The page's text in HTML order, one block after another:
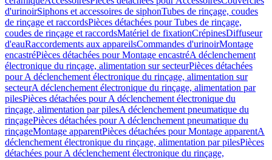
d'urinoirSiphons et accessoires de siphonTubes de rinçage, coudes
de rinçage et raccordsPièces détachées pour Tubes de rinçage,
coudes de rinçage et raccordsMatériel de fixationCrépinesDiffuseur
d'eauRaccordements aux appareilsCommandes d'urinoirMontage
encastréPièces détachées pour Montage encastréA déclenchement
électronique du rinçage, alimentation sur secteurPièces détachées
pour A déclenchement électronique du rinçage, alimentation sur
secteurA déclenchement électronique du rinçage, alimentation par
pilesPièces détachées pour A déclenchement électronique du
rinçage, alimentation par pilesA déclenchement pneumatique du
rinçagePièces détachées pour A déclenchement pneumatique du
rinçageMontage apparentPièces détachées pour Montage apparentA
déclenchement électronique du rinçage, alimentation par pilesPièces
détachées pour A déclenchement électronique du rinçage,